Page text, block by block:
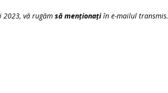
2023, vă rugăm să menționațiîn e-mailul transmis.